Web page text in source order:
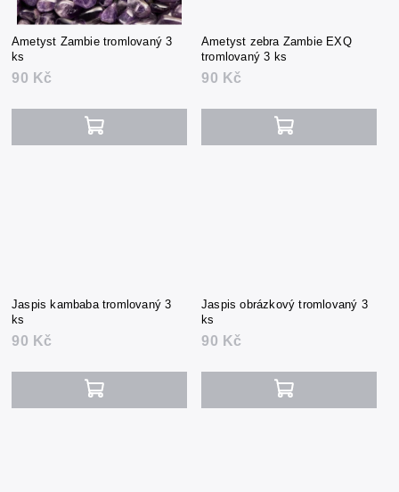
Ametyst Zambie tromlovaný 3
ks
90 Kč
Ametyst zebra Zambie EXQ
tromlovaný 3 ks
90 Kč
Jaspis kambaba tromlovaný 3
ks
90 Kč
Jaspis obrázkový tromlovaný 3
ks
90 Kč